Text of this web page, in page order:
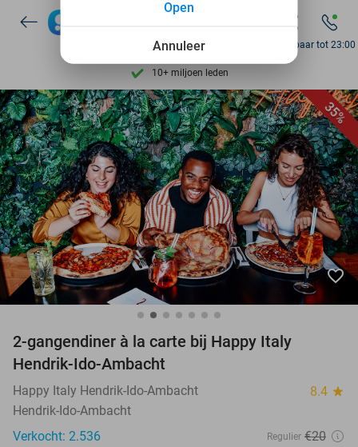
Ontdek 15.000+ deals
7 dagen per week beschikbaar
10+ miljoen leden
9,4 op basis van205.983 reviews
Ontdek 15.000+ deals
7 dagen per week beschikbaar
10+ miljoen leden
Bereikbaar tot 23:00
35%
favorite_border
2-gangendiner à la carte bij Happy Italy
Hendrik-Ido-Ambacht
Happy Italy Hendrik-Ido-Ambacht 8.4 star
Hendrik-Ido-Ambacht
Verkocht: 2.536
Regulier €20
Annuleer
Open